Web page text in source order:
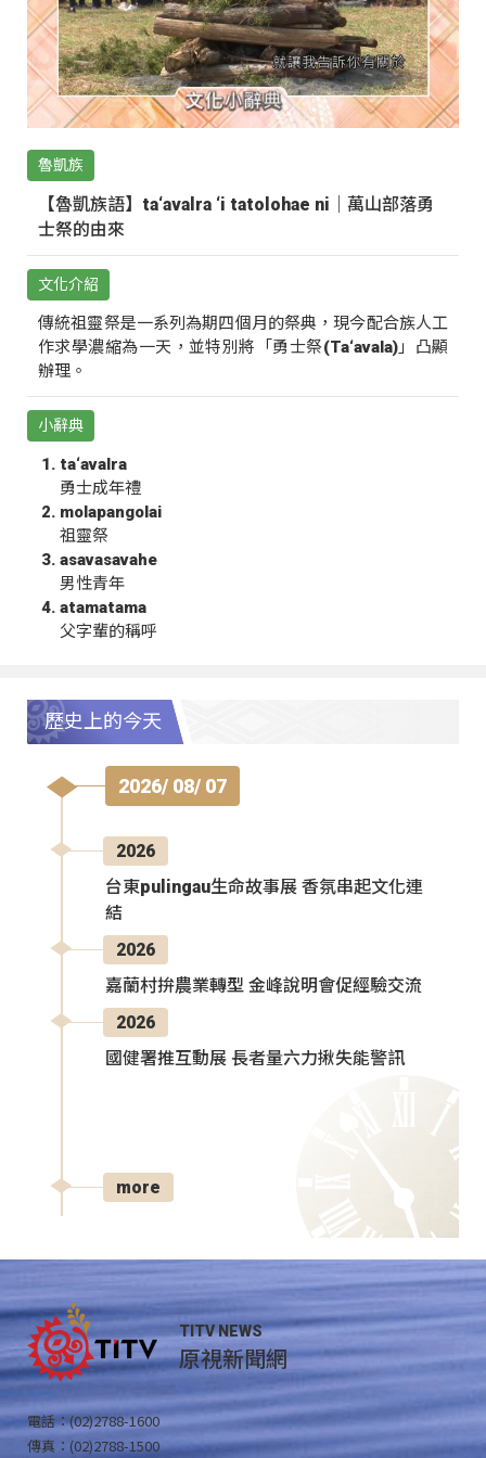
魯凱族
【魯凱族語】ta‘avalra ‘i tatolohae ni｜萬山部落勇
士祭的由來
文化介紹
傳統祖靈祭是一系列為期四個月的祭典，現今配合族人工
作求學濃縮為一天，並特別將「勇士祭(Ta‘avala)」凸顯
辦理。
小辭典
ta‘avalra
勇士成年禮
molapangolai
祖靈祭
asavasavahe
男性青年
atamatama
父字輩的稱呼
歷史上的今天
2026/ 08/ 07
2026
台東pulingau生命故事展 香氛串起文化連
結
2026
嘉蘭村拚農業轉型 金峰說明會促經驗交流
2026
國健署推互動展 長者量六力揪失能警訊
more
TITV NEWS
原視新聞網
電話：(02)2788-1600
傳真：(02)2788-1500